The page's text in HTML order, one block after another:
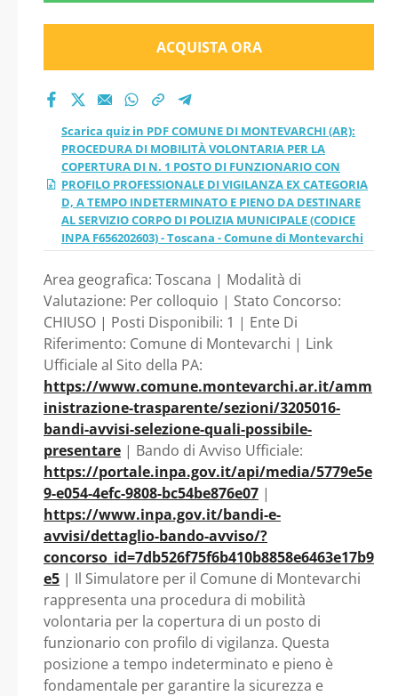
POSTO DI
FUNZIONARIO CON
PROFILO
PROFESSIONALE DI
VIGILANZA EX
CATEGORIA D, A
TEMPO
INDETERMINATO E
PIENO DA DESTINARE
AL SERVIZIO CORPO
DI POLIZIA
MUNICIPALE (CODICE
INPA F656202603) -
Toscana - Comune di
Montevarchi
CATEGORIA D, A TEMPO
INDETERMINATO E PIENO
DA DESTINARE AL SERVIZIO
CORPO DI POLIZIA
MUNICIPALE (CODICE INPA
F656202603) - Toscana -
Comune di Montevarchi
ACQUISTA ORA
Scarica quiz in PDF COMUNE DI MONTEVARCHI (AR):
PROCEDURA DI MOBILITÀ VOLONTARIA PER LA
COPERTURA DI N. 1 POSTO DI FUNZIONARIO CON
PROFILO PROFESSIONALE DI VIGILANZA EX CATEGORIA
D, A TEMPO INDETERMINATO E PIENO DA DESTINARE
AL SERVIZIO CORPO DI POLIZIA MUNICIPALE (CODICE
INPA F656202603) - Toscana - Comune di Montevarchi
Area geografica: Toscana | Modalità di
Valutazione: Per colloquio | Stato Concorso:
CHIUSO | Posti Disponibili: 1 | Ente Di
Riferimento: Comune di Montevarchi | Link
Ufficiale al Sito della PA:
https://www.comune.montevarchi.ar.it/amm
inistrazione-trasparente/sezioni/3205016-
bandi-avvisi-selezione-quali-possibile-
presentare | Bando di Avviso Ufficiale:
https://portale.inpa.gov.it/api/media/5779e5e
9-e054-4efc-9808-bc54be876e07 |
https://www.inpa.gov.it/bandi-e-
avvisi/dettaglio-bando-avviso/?
concorso_id=7db526f75f6b410b8858e6463e17b9
e5 | Il Simulatore per il Comune di Montevarchi
rappresenta una procedura di mobilità
volontaria per la copertura di un posto di
funzionario con profilo di vigilanza. Questa
posizione a tempo indeterminato e pieno è
fondamentale per garantire la sicurezza e